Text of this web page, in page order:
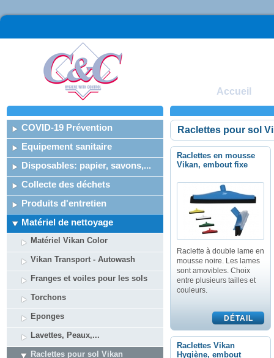
Accueil
COVID-19 Prévention
Equipement sanitaire
Disposables: papier, savons,...
Collecte des déchets
Produits d'entretien
Matériel de nettoyage
Matériel Vikan Color
Vikan Transport - Autowash
Franges et voiles pour les sols
Torchons
Eponges
Lavettes, Peaux,...
Raclettes pour sol Vikan
Raclettes pour sol
Raclettes en mousse
Vikan, embout fixe
Raclette à double lame en
mousse noire. Les lames
sont amovibles. Choix
entre plusieurs tailles et
couleurs.
Raclettes Vikan
Hygiène, embout